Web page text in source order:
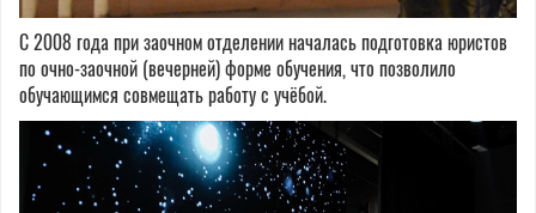
С 2008 года при заочном отделении началась подготовка юристов
по очно-заочной (вечерней) форме обучения, что позволило
обучающимся совмещать работу с учёбой.